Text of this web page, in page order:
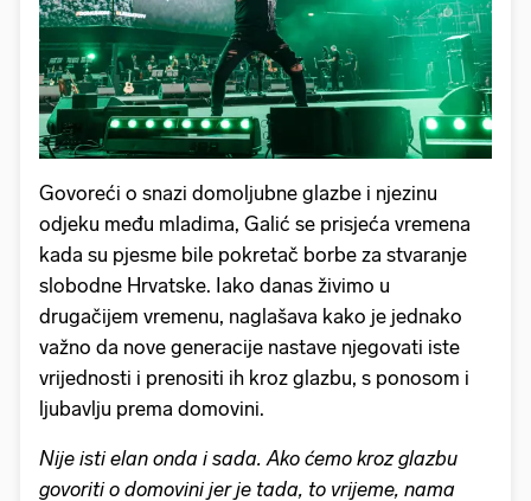
Govoreći o snazi domoljubne glazbe i njezinu
odjeku među mladima, Galić se prisjeća vremena
kada su pjesme bile pokretač borbe za stvaranje
slobodne Hrvatske. Iako danas živimo u
drugačijem vremenu, naglašava kako je jednako
važno da nove generacije nastave njegovati iste
vrijednosti i prenositi ih kroz glazbu, s ponosom i
ljubavlju prema domovini.
Nije isti elan onda i sada. Ako ćemo kroz glazbu
govoriti o domovini jer je tada, to vrijeme, nama